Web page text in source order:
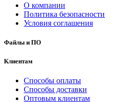
О компании
Политика безопасности
Условия соглашения
Файлы и ПО
Клиентам
Способы оплаты
Способы доставки
Оптовым клиентам